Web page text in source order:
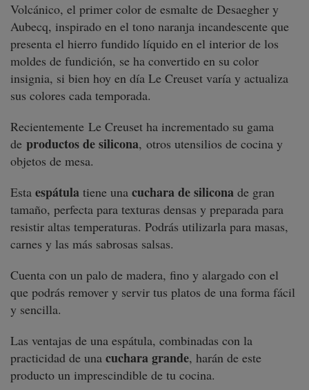
Volcánico, el primer color de esmalte de Desaegher y
Aubecq, inspirado en el tono naranja incandescente que
presenta el hierro fundido líquido en el interior de los
moldes de fundición, se ha convertido en su color
insignia, si bien hoy en día Le Creuset varía y actualiza
sus colores cada temporada.
Recientemente Le Creuset ha incrementado su gama
de productos de silicona, otros utensilios de cocina y
objetos de mesa.
Esta espátula tiene una cucharade silicona de gran
tamaño, perfecta para texturas densas y preparada para
resistir altas temperaturas. Podrás utilizarla para masas,
carnes y las más sabrosas salsas.
Cuenta con un palo de madera, fino y alargado con el
que podrás remover y servir tus platos de una forma fácil
y sencilla.
Las ventajas de una espátula, combinadas con la
practicidad de una cuchara grande, harán de este
producto un imprescindible de tu cocina.